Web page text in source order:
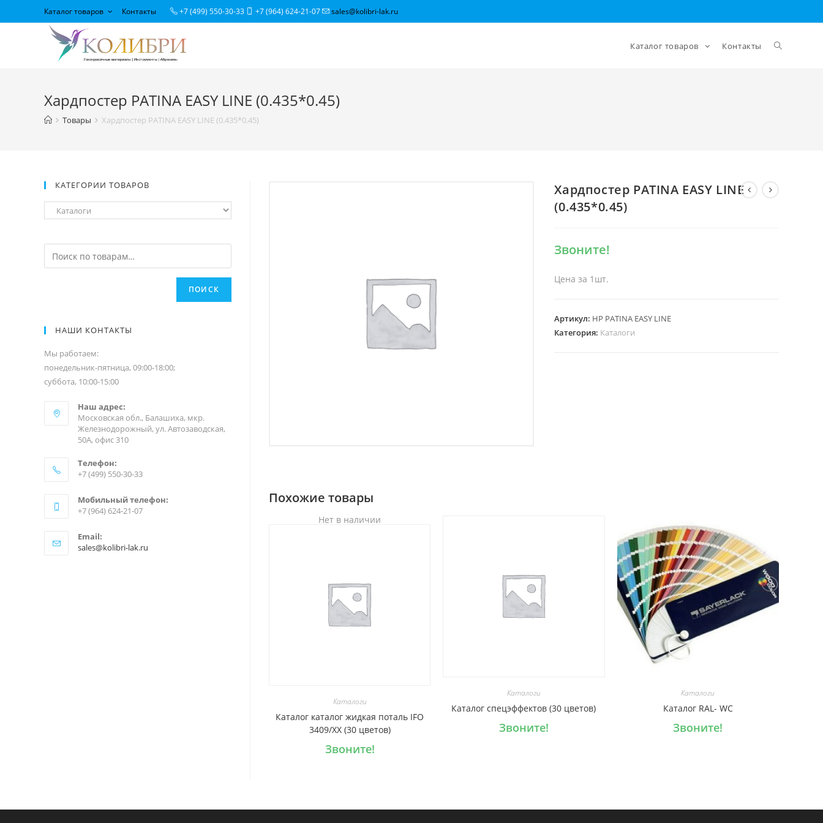
Каталог товаров Контакты +7 (499) 550-30-33 +7 (964) 624-21-07 sales@kolibri-lak.ru
Каталог товаров Контакты
Хардпостер PATINA EASY LINE (0.435*0.45)
Товары Хардпостер PATINA EASY LINE (0.435*0.45)
Хардпостер PATINA EASY LINE
(0.435*0.45)
Звоните!
Цена за 1шт.
Артикул: HP PATINA EASY LINE
Категория: Каталоги
Похожие товары
Нет в наличии
Каталоги
Каталог каталог жидкая поталь IFO
3409/XX (30 цветов)
Звоните!
Каталоги
Каталог спецэффектов (30 цветов)
Звоните!
Каталоги
Каталог RAL- WC
Звоните!
КАТЕГОРИИ ТОВАРОВ
ПОИСК
НАШИ КОНТАКТЫ
Мы работаем:
понедельник-пятница, 09:00-18:00;
суббота, 10:00-15:00
Наш адрес:
Московская обл., Балашиха, мкр.
Железнодорожный, ул. Автозаводская,
50А, офис 310
Телефон:
+7 (499) 550-30-33
Мобильный телефон:
+7 (964) 624-21-07
Email:
sales@kolibri-lak.ru